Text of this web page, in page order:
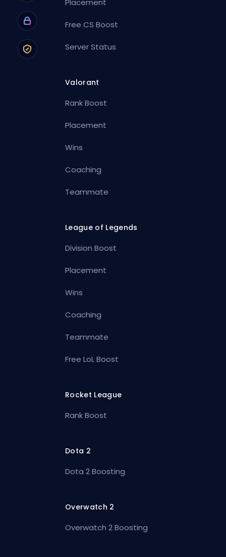
Placement
Free CS Boost
Server Status
Valorant
Rank Boost
Placement
Wins
Coaching
Teammate
League of Legends
Division Boost
Placement
Wins
Coaching
Teammate
Free LoL Boost
Rocket League
Rank Boost
Dota 2
Dota 2 Boosting
Overwatch 2
Overwatch 2 Boosting